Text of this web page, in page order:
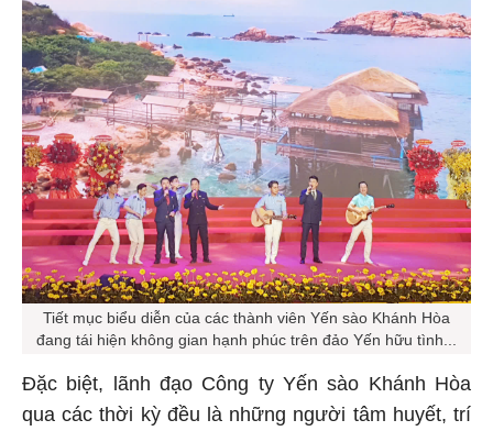
Tiết mục biểu diễn của các thành viên Yến sào Khánh Hòa
đang tái hiện không gian hạnh phúc trên đảo Yến hữu tình...
Đặc biệt, lãnh đạo Công ty Yến sào Khánh Hòa
qua các thời kỳ đều là những người tâm huyết, trí